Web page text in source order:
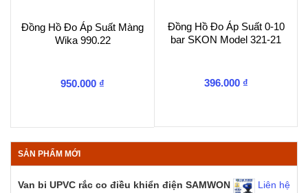
Đồng Hồ Đo Áp Suất Màng
Wika 990.22
950.000 ₫
Đồng Hồ Đo Áp Suất 0-10
bar SKON Model 321-21
396.000 ₫
SẢN PHẨM MỚI
Van bi UPVC rắc co điều khiển điện SAMWON Liên hệ